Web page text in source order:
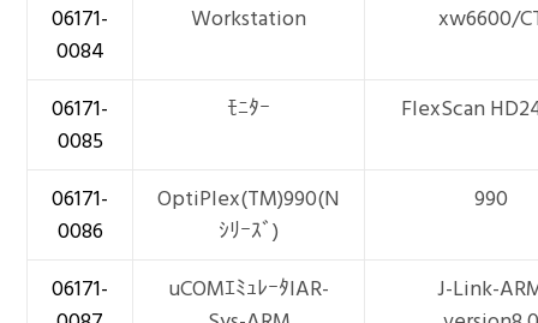
06171-
0084
Workstation xw6600/
06171-
0085
ﾓﾆﾀｰ FlexScan
06171-
0086
OptiPlex(TM)990(N
ｼﾘｰｽﾞ)
990
06171-
uCOMｴﾐｭﾚｰﾀIAR-
J-Link-